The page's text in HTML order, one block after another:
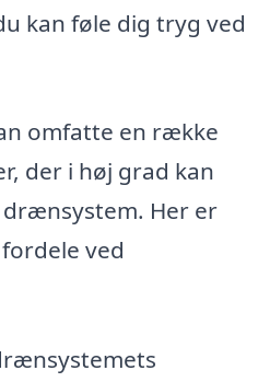
kan føle dig tryg ved
omfatte en række
der i høj grad kan
Her er
ved